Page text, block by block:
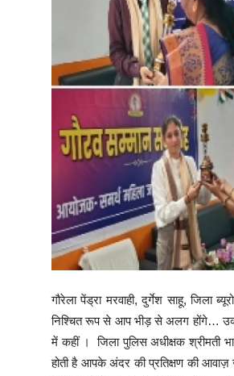
कोरोना वायरस
Hindi
गौरेला पेंड्रा मरवाही, दुर्गेश साहू, जिला
निश्चित रूप से आप भीड़ से अलग होंगे… उक्त
में कहीं । जिला पुलिस अधीक्षक श्रीमती
होती है आपके अंदर की प्रतिक्षण की